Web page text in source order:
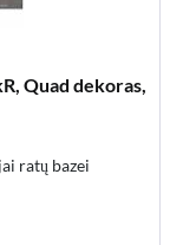
Quad dekoras,
ratų bazei